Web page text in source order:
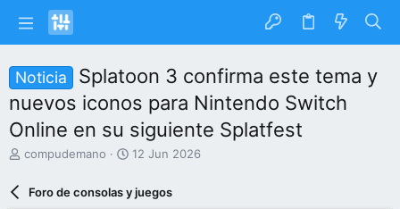
Noticia
Splatoon 3 confirma este tema y
nuevos iconos para Nintendo Switch
Online en su siguiente Splatfest
Icompudemano
F
c
h
12 Jun 2026
Foro de consolas y juegos